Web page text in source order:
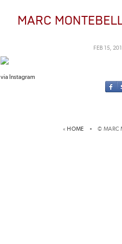
MARC
FEB 15,
via Instagram
«HOME • © MARC